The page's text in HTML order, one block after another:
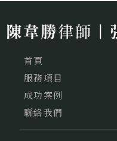
首頁
服務項目
成功案例
聯絡我們